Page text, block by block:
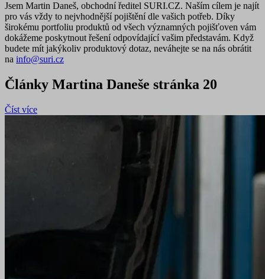
Jsem Martin Daneš, obchodní ředitel SURI.CZ. Naším cílem je najít
pro vás vždy to nejvhodnější pojištění dle vašich potřeb. Díky
širokému portfoliu produktů od všech významných pojišťoven vám
dokážeme poskytnout řešení odpovídající vašim představám. Když
budete mít jakýkoliv produktový dotaz, neváhejte se na nás obrátit
na info@suri.cz
Články Martina Daneše stránka 20
Číst více